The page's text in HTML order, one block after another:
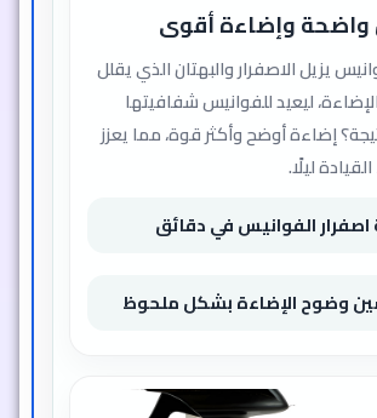
وإضاءة أقوى
يزيل الاصفرار والبهتان الذي يقلل
ليعيد للفوانيس شفافيتها
إضاءة أوضح وأكثر قوة، مما يعزز
ليلًا.
اصفرار الفوانيس في دقائق
وضوح الإضاءة بشكل ملحوظ